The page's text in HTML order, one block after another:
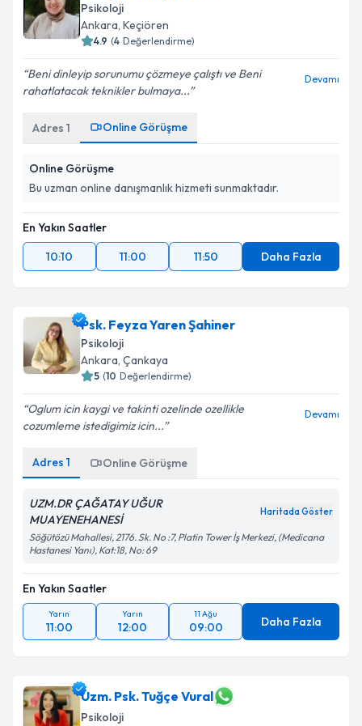
Psikoloji
Ankara, Keçiören
4.9 (4 Değerlendirme)
Beni dinleyip sorunumu çözmeye çalıştı ve Beni
rahatlatacak teknikler bulmaya...
Devamı
Adres 1 Online Görüşme
Online Görüşme
Bu uzman online danışmanlık hizmeti sunmaktadır.
En Yakın Saatler
10:10
11:00 11:50 Daha Fazla
Psk. Feyza Yaren Şahiner
Psikoloji
Ankara, Çankaya
5 (10 Değerlendirme)
Oglum icin kaygi ve takinti ozelinde ozellikle
cozumleme istedigimiz icin...
Devamı
Adres 1 Online Görüşme
UZM.DR ÇAĞATAY UĞUR
MUAYENEHANESİ
Haritada Göster
Söğütözü Mahallesi, 2176. Sk. No :7, Platin Tower İş Merkezi, (Medicana
Hastanesi Yanı), Kat:18, No: 69
En Yakın Saatler
Yarın
11:00
Yarın
12:00
11 Ağu
09:00 Daha Fazla
Uzm. Psk. Tuğçe Vural
Psikoloji